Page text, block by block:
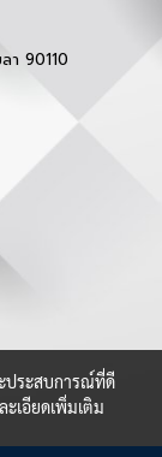
า 90110
ประสบการณ์ที่ดี
เอียดเพิ่มเติม